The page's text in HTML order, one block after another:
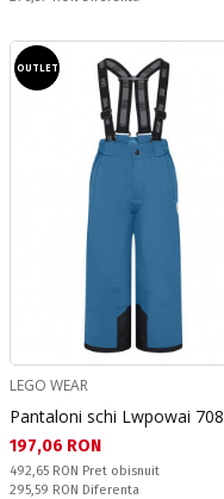
OUTLET
LEGO WEAR
Pantaloni schi Lwpowai 708
Текуща цена:
197,06 RON
Pret obisnuit:
492,65 RON Pret obisnuit
Спестявате:
295,59 RON Diferenta